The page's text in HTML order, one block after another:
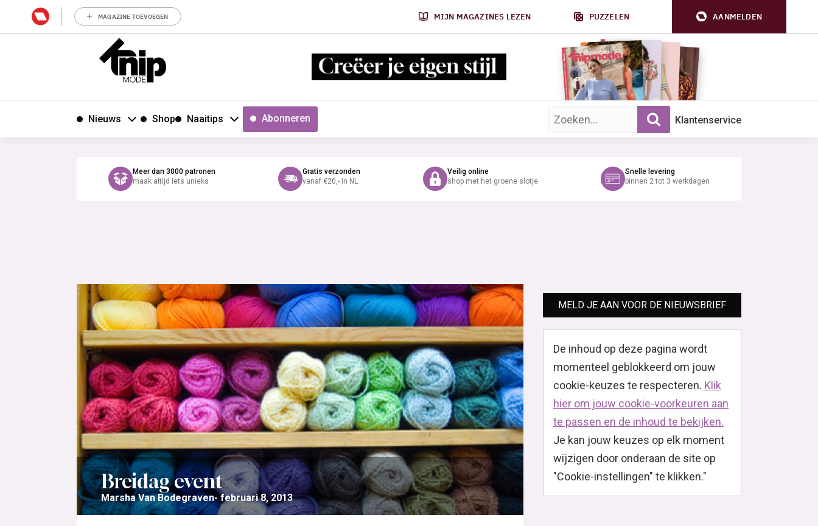
MAGAZINE TOEVOEGEN MIJN MAGAZINES LEZEN PUZZELEN AANMELDEN
Nieuws Shop Naaitips Abonneren Zoek op trefwoord: Klantenservice
Meer dan 3000 patronen
maak altijd iets unieks
Gratis verzonden
vanaf €20,- in NL
Veilig online
shop met het groene slotje
Snelle levering
binnen 2 tot 3 werkdagen
Breidag event
Marsha Van Bodegraven februari 8, 2013
MELD JE AAN VOOR DE NIEUWSBRIEF
De inhoud op deze pagina wordt
momenteel geblokkeerd om jouw
cookie-keuzes te respecteren. Klik
hier om jouw cookie-voorkeuren aan
te passen en de inhoud te bekijken.
Je kan jouw keuzes op elk moment
wijzigen door onderaan de site op
"Cookie-instellingen" te klikken."